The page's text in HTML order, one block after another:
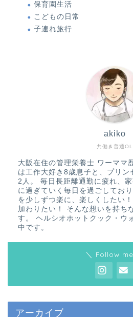
保育園生活
こどもの日常
子連れ旅行
共働き普通OL
akiko
大阪在住の管理栄養士 ワーママ
は工作大好き8歳息子と、プリン
2人。 毎日長距離通勤に疲れ、
に過ぎていく毎日を過ごしてお
を少しずつ楽に、楽しくしたい
加わりたい！ そんな想いを持ち
す。 ヘルシオホットクック・ウ
中です。
＼ Follow
アーカイブ